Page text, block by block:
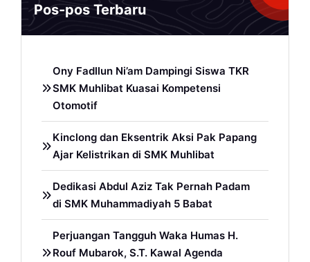
Pos-pos Terbaru
Ony Fadllun Ni’am Dampingi Siswa TKR
SMK Muhlibat Kuasai Kompetensi
Otomotif
Kinclong dan Eksentrik Aksi Pak Papang
Ajar Kelistrikan di SMK Muhlibat
Dedikasi Abdul Aziz Tak Pernah Padam
di SMK Muhammadiyah 5 Babat
Perjuangan Tangguh Waka Humas H.
Rouf Mubarok, S.T. Kawal Agenda